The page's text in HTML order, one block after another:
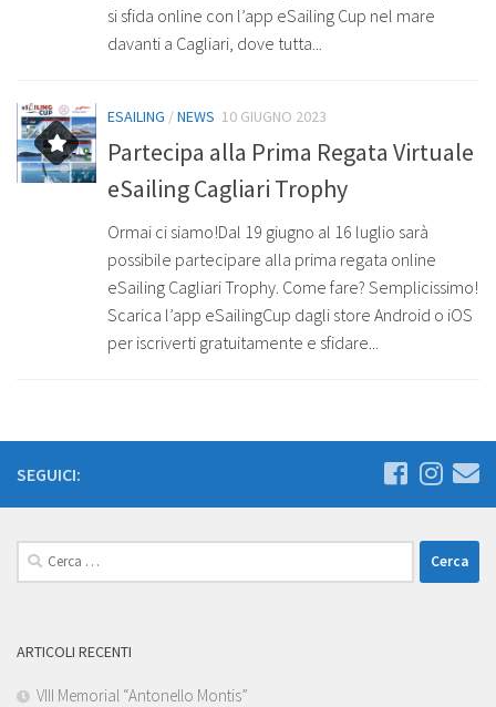
si sfida online con l’app eSailing Cup nel mare
davanti a Cagliari, dove tutta...
ESAILING /NEWS 10 GIUGNO 2023
Partecipa alla Prima Regata Virtuale
eSailing Cagliari Trophy
Ormai ci siamo!Dal 19 giugno al 16 luglio sarà
possibile partecipare alla prima regata online
eSailing Cagliari Trophy. Come fare? Semplicissimo!
Scarica l’app eSailingCup dagli store Android o iOS
per iscriverti gratuitamente e sfidare...
SEGUICI:
Ricerca
per:
ARTICOLI RECENTI
VIII Memorial “Antonello Montis”